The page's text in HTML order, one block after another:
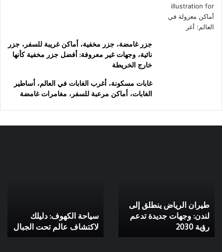
جزر غامضة، جزر مخفية، أماكن غريبة للسفر، جزر
نائية، وجهات غير معروفة: أفضل جزر مخفية كأنها
خارج الخريطة
غابات مسكونة، أغرب الغابات في العالم، أساطير
الغابات، أماكن مرعبة للسفر، مغامرات غامضة
وجهات
جديدة
تدعم
رؤية
طيران الرياض ينطلق إلى
لندن: وجهات جديدة تدعم
رؤية 2030
الجبال
سياحة الكهوف: دليلك
لاكتشاف عالم تحت الجبال